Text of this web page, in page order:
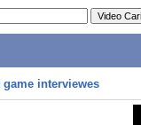
interviewes